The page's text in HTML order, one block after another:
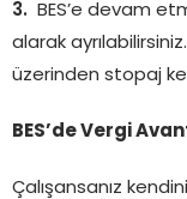
BES’e devam
alarak
üzerinden stopaj
BES’de Vergi
Çalışansanız